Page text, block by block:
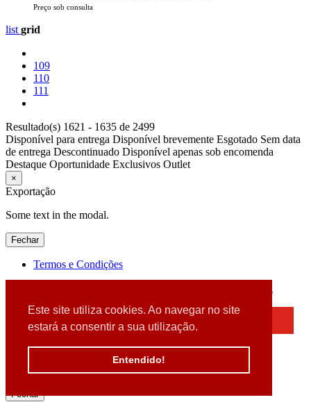
Este site utiliza cookies. Ao navegar no site
estará a consentir a sua utilização.
Entendido!
Preço sob consulta
list grid
109
110
111
Resultado(s) 1621 - 1635 de 2499
Disponível para entrega Disponível brevemente Esgotado Sem data
de entrega Descontinuado Disponível apenas sob encomenda
Destaque Oportunidade Exclusivos Outlet
×
Exportação
Some text in the modal.
Fechar
Termos e Condições
Detectamos que está a usar um browser desatualizado
Por favor, atualize o seu browser
para garantir uma melhor experiência.
Fechar